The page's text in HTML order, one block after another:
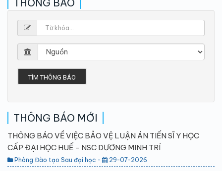
THÔNG BÁO
TÌM THÔNG BÁO
THÔNG BÁO MỚI
THÔNG BÁO VỀ VIỆC BẢO VỆ LUẬN ÁN TIẾN SĨ Y HỌC
CẤP ĐẠI HỌC HUẾ - NSC DƯƠNG MINH TRÍ
Phòng Đào tạo Sau đại học - 29-07-2026